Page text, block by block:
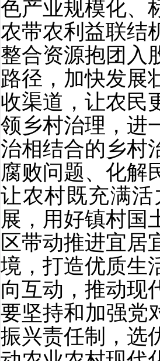
色产业规模化、
农带农利益联结
整合资源抱团入
路径，加快发展
收渠道，让农民
领乡村治理，进
治相结合的乡村
腐败问题、化解
让农村既充满
展，用好镇村国
区带动推进宜居
境，打造优质生
向互动，推动现
要坚持和加强党
振兴责任制，选